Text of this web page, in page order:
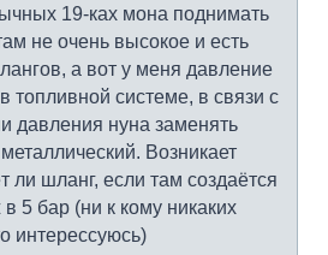
19-ках мона поднимать
не очень высокое и есть
а вот у меня давление
топливной системе, в связи с
давления нуна заменять
Возникает
ли шланг, если там создаётся
5 бар (ни к кому никаких
интерессуюсь)